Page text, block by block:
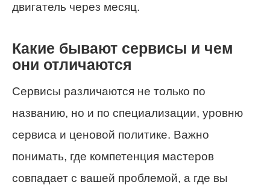
двигатель через месяц.
Какие бывают сервисы и чем
они отличаются
Сервисы различаются не только по
названию, но и по специализации, уровню
сервиса и ценовой политике. Важно
понимать, где компетенция мастеров
совпадает с вашей проблемой, а где вы